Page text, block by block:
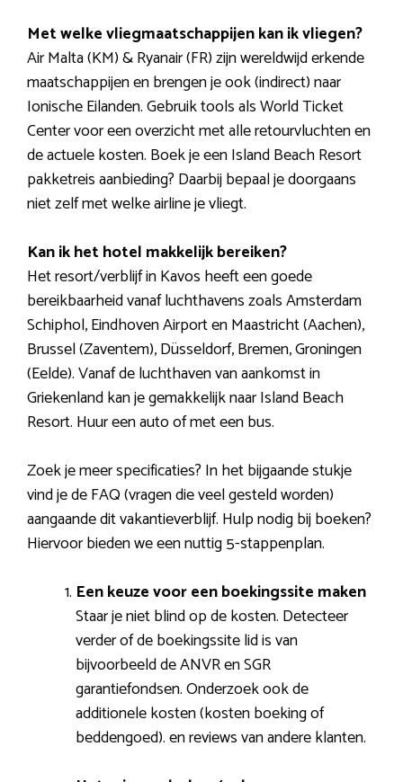
Met welke vliegmaatschappijen kan ik vliegen?
Air Malta (KM) & Ryanair (FR) zijn wereldwijd erkende
maatschappijen en brengen je ook (indirect) naar
Ionische Eilanden. Gebruik tools als World Ticket
Center voor een overzicht met alle retourvluchten en
de actuele kosten. Boek je een Island Beach Resort
pakketreis aanbieding? Daarbij bepaal je doorgaans
niet zelf met welke airline je vliegt.
Kan ik het hotel makkelijk bereiken?
Het resort/verblijf in Kavos heeft een goede
bereikbaarheid vanaf luchthavens zoals Amsterdam
Schiphol, Eindhoven Airport en Maastricht (Aachen),
Brussel (Zaventem), Düsseldorf, Bremen, Groningen
(Eelde). Vanaf de luchthaven van aankomst in
Griekenland kan je gemakkelijk naar Island Beach
Resort. Huur een auto of met een bus.
Zoek je meer specificaties? In het bijgaande stukje
vind je de FAQ (vragen die veel gesteld worden)
aangaande dit vakantieverblijf. Hulp nodig bij boeken?
Hiervoor bieden we een nuttig 5-stappenplan.
Een keuze voor een boekingssite maken
Staar je niet blind op de kosten. Detecteer
verder of de boekingssite lid is van
bijvoorbeeld de ANVR en SGR
garantiefondsen. Onderzoek ook de
additionele kosten (kosten boeking of
beddengoed). en reviews van andere klanten.